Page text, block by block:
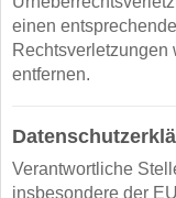
einen
Rechtsverletzungen
entfernen.
Verantwortliche
insbesondere der